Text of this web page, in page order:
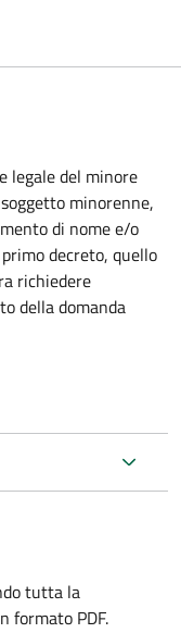
legale del minore
minorenne,
di nome e/o
decreto, quello
richiedere
della domanda
tutta la
formato PDF.